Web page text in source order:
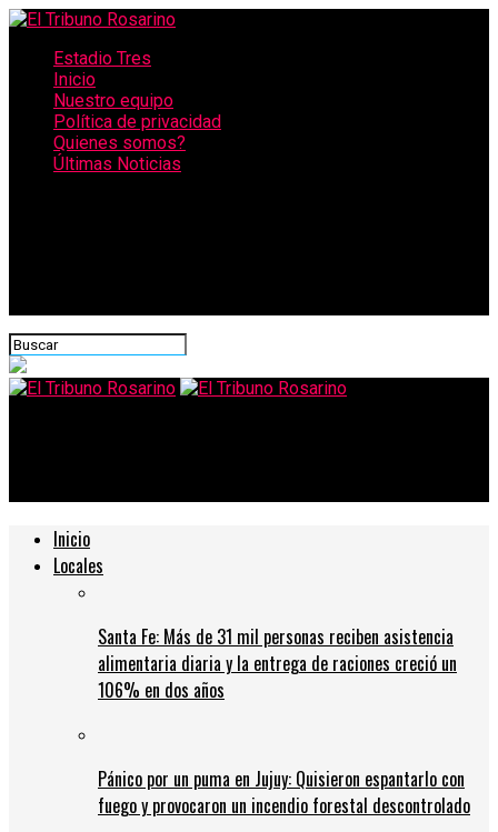
Estadio Tres
Inicio
Nuestro equipo
Política de privacidad
Quienes somos?
Últimas Noticias
Inicio
Locales
Santa Fe: Más de 31 mil personas reciben asistencia
alimentaria diaria y la entrega de raciones creció un
106% en dos años
Pánico por un puma en Jujuy: Quisieron espantarlo con
fuego y provocaron un incendio forestal descontrolado